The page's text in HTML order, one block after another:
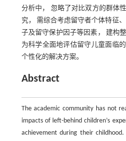
分析中， 忽略了对比双方的群体
究， 需综合考虑留守者个体特征
子及留守保护因子等因素， 建构
为科学全面地评估留守儿童面临
个性化的解决方案。
Abstract
The academic community has not
impacts of left-behind children’s
achievement during their